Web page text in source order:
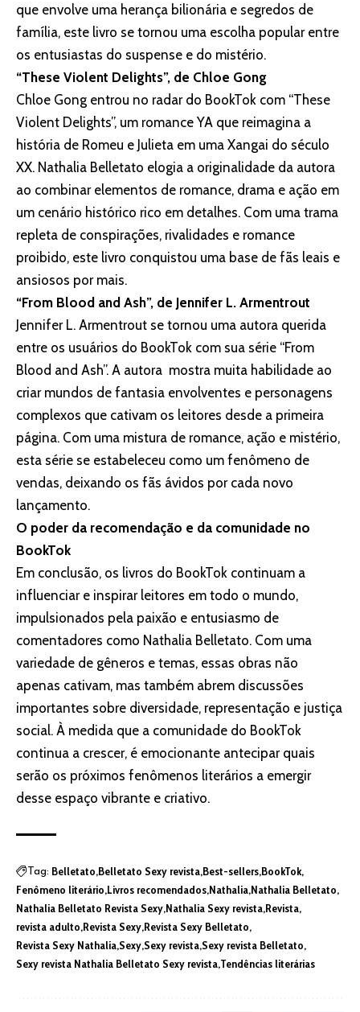
que envolve uma herança bilionária e segredos de
família, este livro se tornou uma escolha popular entre
os entusiastas do suspense e do mistério.
“These Violent Delights”, de Chloe Gong
Chloe Gong entrou no radar do BookTok com “These
Violent Delights”, um romance YA que reimagina a
história de Romeu e Julieta em uma Xangai do século
XX. Nathalia Belletato elogia a originalidade da autora
ao combinar elementos de romance, drama e ação em
um cenário histórico rico em detalhes. Com uma trama
repleta de conspirações, rivalidades e romance
proibido, este livro conquistou uma base de fãs leais e
ansiosos por mais.
“From Blood and Ash”, de Jennifer L. Armentrout
Jennifer L. Armentrout se tornou uma autora querida
entre os usuários do BookTok com sua série “From
Blood and Ash”. A autora mostra muita habilidade ao
criar mundos de fantasia envolventes e personagens
complexos que cativam os leitores desde a primeira
página. Com uma mistura de romance, ação e mistério,
esta série se estabeleceu como um fenômeno de
vendas, deixando os fãs ávidos por cada novo
lançamento.
O poder da recomendação e da comunidade no
BookTok
Em conclusão, os livros do BookTok continuam a
influenciar e inspirar leitores em todo o mundo,
impulsionados pela paixão e entusiasmo de
comentadores como Nathalia Belletato. Com uma
variedade de gêneros e temas, essas obras não
apenas cativam, mas também abrem discussões
importantes sobre diversidade, representação e justiça
social. À medida que a comunidade do BookTok
continua a crescer, é emocionante antecipar quais
serão os próximos fenômenos literários a emergir
desse espaço vibrante e criativo.
Tag: Belletato Belletato Sexy revista Best-sellers BookTok
Fenômeno literário Livros recomendados Nathalia Nathalia Belletato
Nathalia Belletato Revista Sexy Nathalia Sexy revista Revista
revista adulto Revista Sexy Revista Sexy Belletato
Revista Sexy Nathalia Sexy Sexy revista Sexy revista Belletato
Sexy revista Nathalia Belletato Sexy revista Tendências literárias